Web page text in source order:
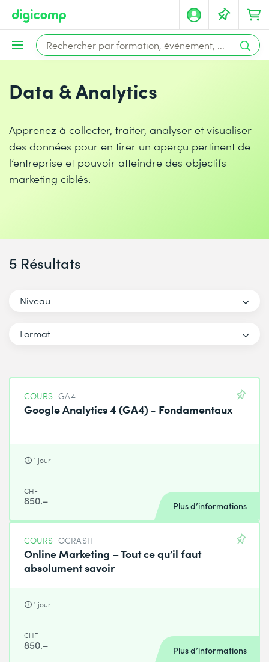
Data & Analytics
Apprenez à collecter, traiter, analyser et visualiser
des données pour en tirer un aperçu pertinent de
l’entreprise et pouvoir atteindre des objectifs
marketing ciblés.
5 Résultats
Niveau
Format
COURS GA4
Google Analytics 4 (GA4) - Fondamentaux
1 jour
CHF
850.– Plus d’informations
COURS OCRASH
Online Marketing – Tout ce qu’il faut
absolument savoir
1 jour
CHF
850.– Plus d’informations